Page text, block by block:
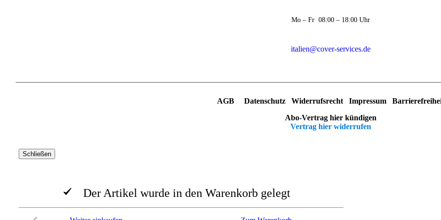
Mo – Fr 08:00 – 18:00 Uhr
italien@cover-services.de
AGB Datenschutz Widerrufsrecht Impressum
Abo-Vertrag hier kündigen
Vertrag hier widerrufen
Schließen
Der Artikel wurde in den Warenkorb gelegt